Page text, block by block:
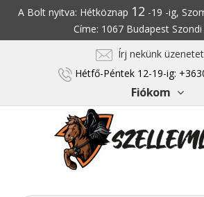
A Bolt nyitva: Hétköznap 12 -19 -ig,
Címe: 1067 Budapest Szondi
Írj nekünk üzenetet
Hétfő-Péntek 12-19-ig:
Fiókom